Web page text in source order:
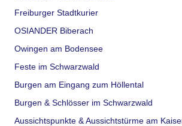
Freiburger Stadtkurier
OSIANDER Biberach
Owingen am Bodensee
Feste im Schwarzwald
Burgen am Eingang zum Höllental
Burgen & Schlösser im Schwarzwald
Aussichtspunkte & Aussichtstürme am